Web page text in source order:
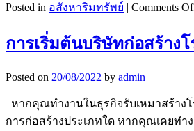
Posted in อสังหาริมทรัพย์ | Comments
การเริ่มต้นบริษัทก่อสร้าง
Posted on 20/08/2022 by admin
หากคุณทำงานในธุรกิจรับเหมาสร้าง
การก่อสร้างประเภทใด หากคุณเคยท